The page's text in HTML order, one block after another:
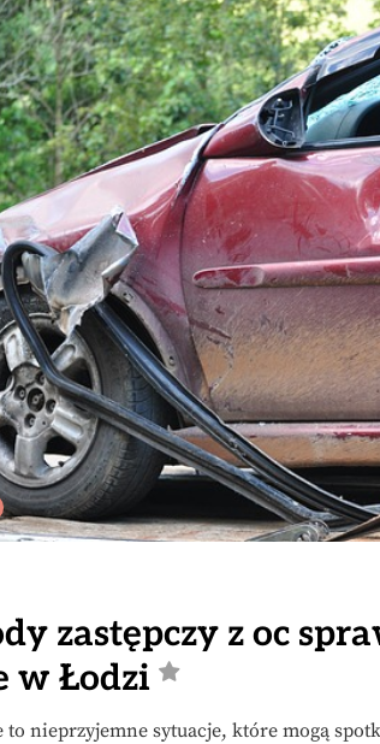
zastępczy z oc
w Łodzi
nieprzyjemne sytuacje, które mogą